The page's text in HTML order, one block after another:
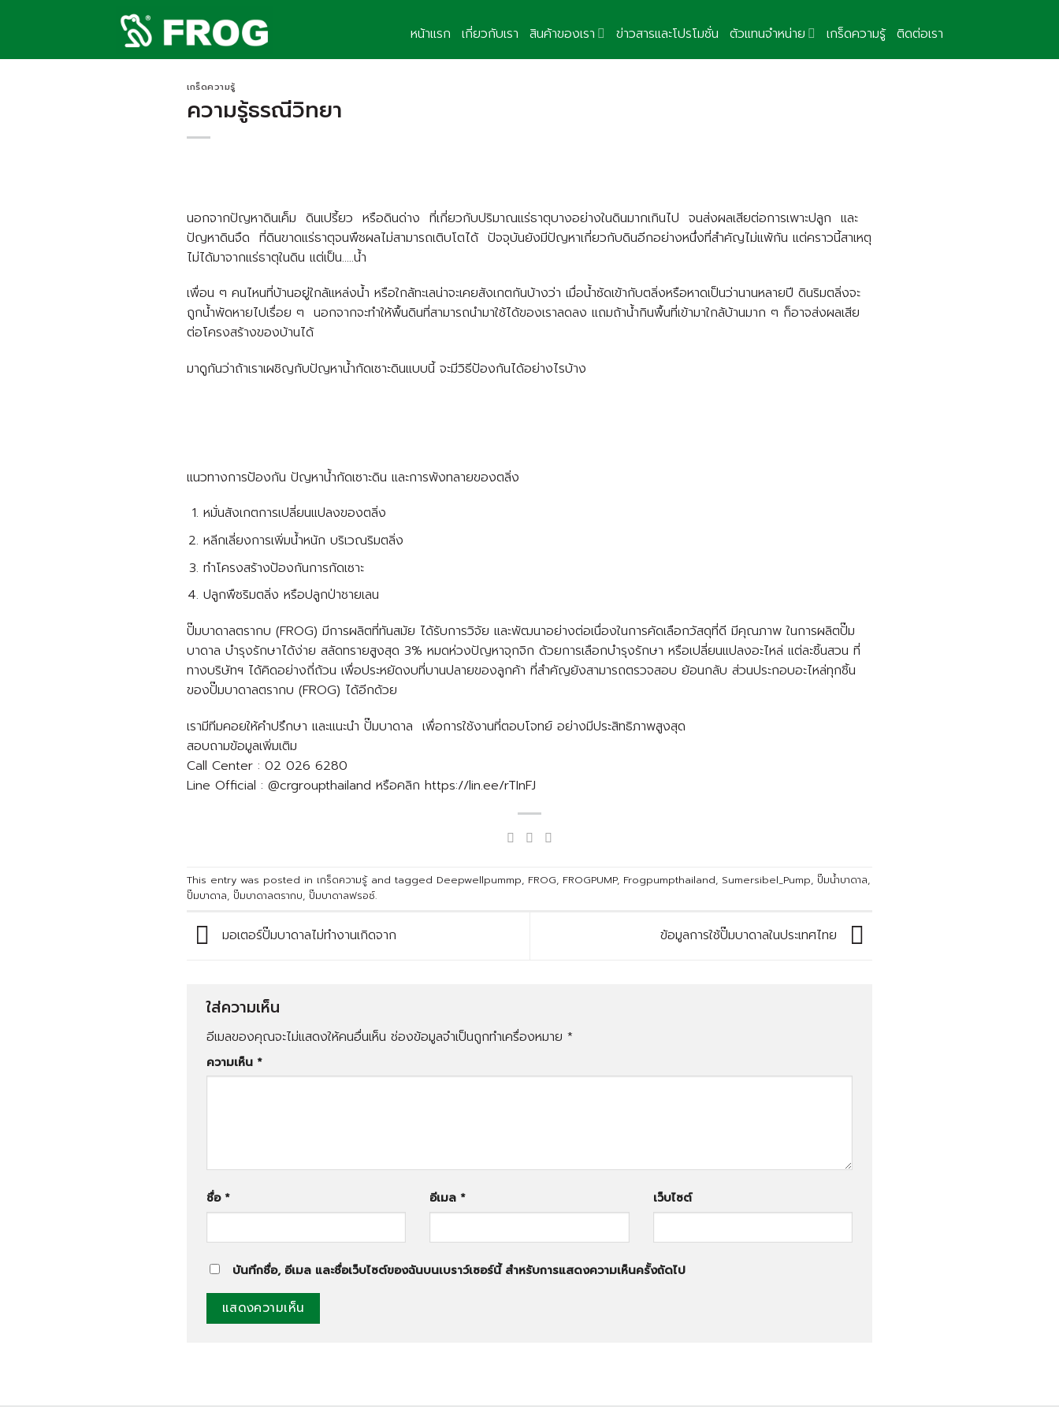
หน้าแรก เกี่ยวกับเรา สินค้าของเรา ข่าวสารและโปรโมชั่น ตัวแทนจำหน่าย เกร็ดความรู้ ติดต่อเรา
เกร็ดความรู้
ความรู้ธรณีวิทยา
นอกจากปัญหาดินเค็ม ดินเปรี้ยว หรือดินด่าง ที่เกี่ยวกับปริมาณแร่ธาตุบางอย่างในดินมากเกินไป จนส่งผลเสียต่อการเพาะปลูก และ
ปัญหาดินจืด ที่ดินขาดแร่ธาตุจนพืชผลไม่สามารถเติบโตได้ ปัจจุบันยังมีปัญหาเกี่ยวกับดินอีกอย่างหนึ่งที่สำคัญไม่แพ้กัน แต่คราวนี้สาเหตุ
ไม่ได้มาจากแร่ธาตุในดิน แต่เป็น…..น้ำ
เพื่อน ๆ คนไหนที่บ้านอยู่ใกล้แหล่งน้ำ หรือใกล้ทะเลน่าจะเคยสังเกตกันบ้างว่า เมื่อน้ำซัดเข้ากับตลิ่งหรือหาดเป็นว่านานหลายปี ดินริมตลิ่งจะ
ถูกน้ำพัดหายไปเรื่อย ๆ นอกจากจะทำให้พื้นดินที่สามารถนำมาใช้ได้ของเราลดลง แถมถ้าน้ำกินพื้นที่เข้ามาใกล้บ้านมาก ๆ ก็อาจส่งผลเสีย
ต่อโครงสร้างของบ้านได้
มาดูกันว่าถ้าเราเผชิญกับปัญหาน้ำกัดเซาะดินแบบนี้ จะมีวิธีป้องกันได้อย่างไรบ้าง
แนวทางการป้องกัน ปัญหาน้ำกัดเซาะดิน และการพังทลายของตลิ่ง
หมั่นสังเกตการเปลี่ยนแปลงของตลิ่ง
หลีกเลี่ยงการเพิ่มน้ำหนัก บริเวณริมตลิ่ง
ทำโครงสร้างป้องกันการกัดเซาะ
ปลูกพืชริมตลิ่ง หรือปลูกป่าชายเลน
ปั๊มบาดาลตรากบ (FROG) มีการผลิตที่ทันสมัย ได้รับการวิจัย และพัฒนาอย่างต่อเนื่องในการคัดเลือกวัสดุที่ดี มีคุณภาพ ในการผลิตปั๊ม
บาดาล บำรุงรักษาได้ง่าย สลัดทรายสูงสุด 3% หมดห่วงปัญหาจุกจิก ด้วยการเลือกบำรุงรักษา หรือเปลี่ยนแปลงอะไหล่ แต่ละชิ้นสวน ที่
ทางบริษัทฯ ได้คิดอย่างถี่ถ้วน เพื่อประหยัดงบที่บานปลายของลูกค้า ที่สำคัญยังสามารถตรวจสอบ ย้อนกลับ ส่วนประกอบอะไหล่ทุกชิ้น
ของปั๊มบาดาลตรากบ (FROG) ได้อีกด้วย
เรามีทีมคอยให้คำปรึกษา และแนะนำ ปั๊มบาดาล เพื่อการใช้งานที่ตอบโจทย์ อย่างมีประสิทธิภาพสูงสุด
สอบถามข้อมูลเพิ่มเติม
Call Center : 02 026 6280
Line Official : @crgroupthailand หรือคลิก https://lin.ee/rTInFJ
This entry was posted in เกร็ดความรู้and tagged Deepwellpummp, FROG, FROGPUMP, Frogpumpthailand, Sumersibel_Pump, ปั๊มน้ำบาดาล,
ปั๊มบาดาล, ปั๊มบาดาลตรากบ, ปั๊มบาดาลฟรอซ์.
มอเตอร์ปั๊มบาดาลไม่ทำงานเกิดจาก ข้อมูลการใช้ปั๊มบาดาลในประเทศไทย
ใส่ความเห็น
อีเมลของคุณจะไม่แสดงให้คนอื่นเห็น ช่องข้อมูลจำเป็นถูกทำเครื่องหมาย *
ความเห็น *
ชื่อ * อีเมล * เว็บไซต์
บันทึกชื่อ, อีเมล และชื่อเว็บไซต์ของฉันบนเบราว์เซอร์นี้ สำหรับการแสดงความเห็นครั้งถัดไป